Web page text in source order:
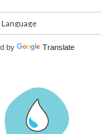
by Translate